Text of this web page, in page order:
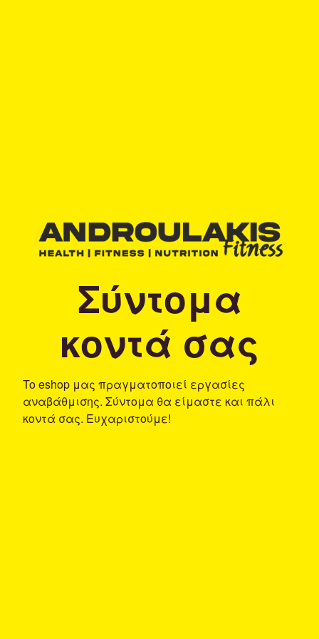
Σύντομα
κοντά σας
To eshop μας πραγματοποιεί εργασίες
αναβάθμισης. Σύντομα θα είμαστε και πάλι
κοντά σας. Ευχαριστούμε!